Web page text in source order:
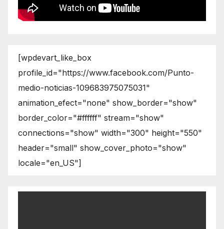
[wpdevart_like_box
profile_id="https://www.facebook.com/Punto-
medio-noticias-109683975075031"
animation_efect="none" show_border="show"
border_color="#ffffff" stream="show"
connections="show" width="300" height="550"
header="small" show_cover_photo="show"
locale="en_US"]